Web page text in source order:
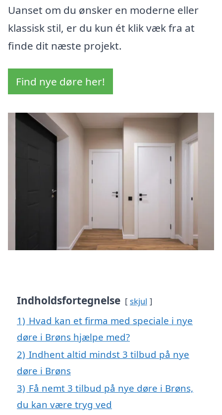
Uanset om du ønsker en moderne eller
klassisk stil, er du kun ét klik væk fra at
finde dit næste projekt.
Find nye døre her!
Indholdsfortegnelse skjul
1) Hvad kan et firma med speciale i nye
døre i Brøns hjælpe med?
2) Indhent altid mindst 3 tilbud på nye
døre i Brøns
3) Få nemt 3 tilbud på nye døre i Brøns,
du kan være tryg ved